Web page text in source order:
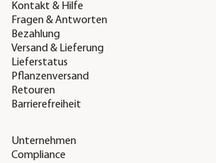
Kontakt & Hilfe
Fragen & Antworten
Bezahlung
Versand & Lieferung
Lieferstatus
Pflanzenversand
Retouren
Barrierefreiheit
Unternehmen
Compliance